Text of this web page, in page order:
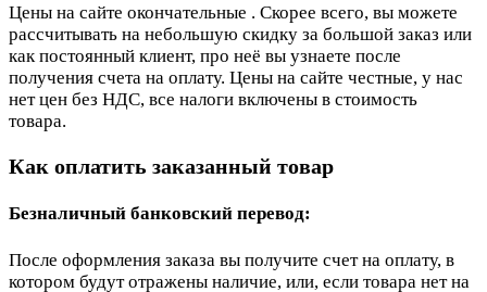
Цены на сайте окончательные . Скорее всего, вы можете
рассчитывать на небольшую скидку за большой заказ или
как постоянный клиент, про неё вы узнаете после
получения счета на оплату. Цены на сайте честные, у нас
нет цен без НДС, все налоги включены в стоимость
товара.
Как оплатить заказанный товар
Безналичный банковский перевод:
После оформления заказа вы получите счет на оплату, в
котором будут отражены наличие, или, если товара нет на